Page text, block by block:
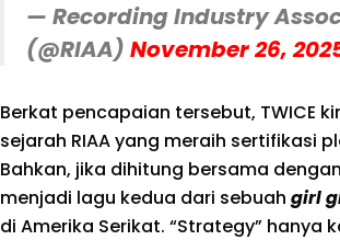
— Recording Industry
(@RIAA) November 26,
Berkat pencapaian tersebut, TWICE
sejarah RIAA yang meraih sertifikasi
Bahkan, jika dihitung bersama
menjadi lagu kedua dari sebuah girl
di Amerika Serikat. “Strategy” hanya